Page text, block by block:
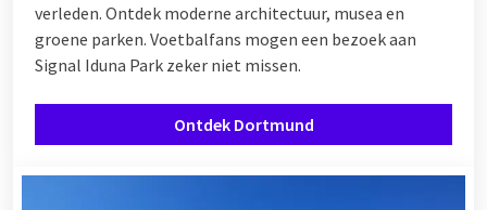
verleden. Ontdek moderne architectuur, musea en
groene parken. Voetbalfans mogen een bezoek aan
Signal Iduna Park zeker niet missen.
Ontdek Dortmund